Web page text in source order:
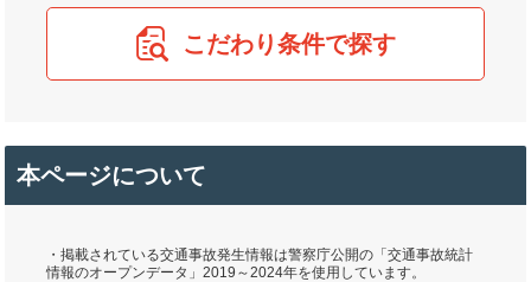
こだわり条件で探す
本ページについて
・掲載されている交通事故発生情報は警察庁公開の「交通事故統計
情報のオープンデータ」2019～2024年を使用しています。